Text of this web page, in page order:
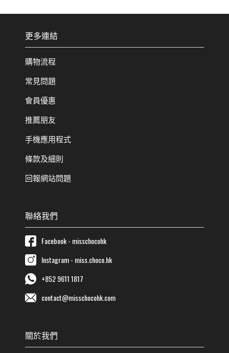
更多連結
購物流程
常見問題
會員優惠
推薦朋友
手機應用程式
條款及細則
回報網站問題
聯絡我們
Facebook - misschocohk
Instagram - miss.choco.hk
+852 9611 1817
contact@misschocohk.com
關於我們